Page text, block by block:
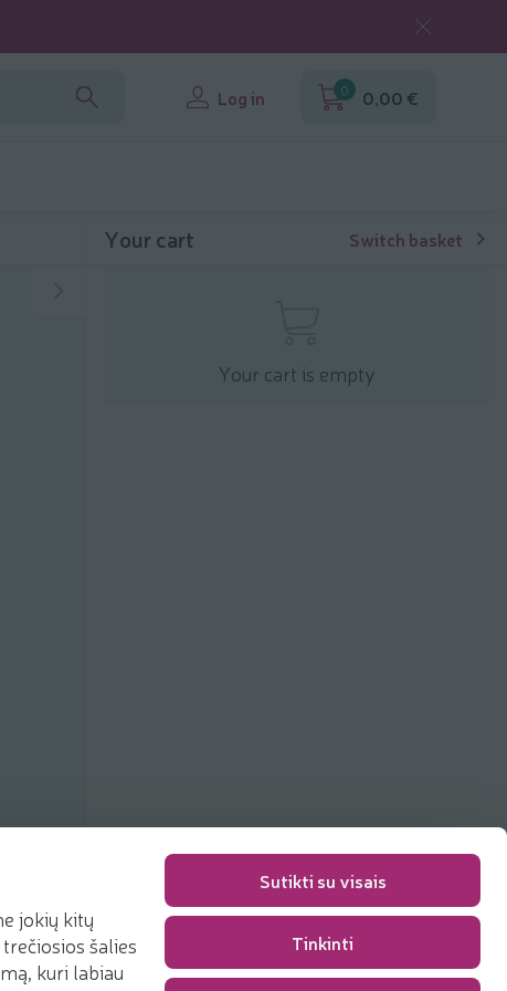
jokių kitų
šalies
kuri labiau
Sutikti su visais
Tinkinti
Log in 0 0,00 €
Your cart Switch basket
Your cart is empty
Packaging fee 0,00 €